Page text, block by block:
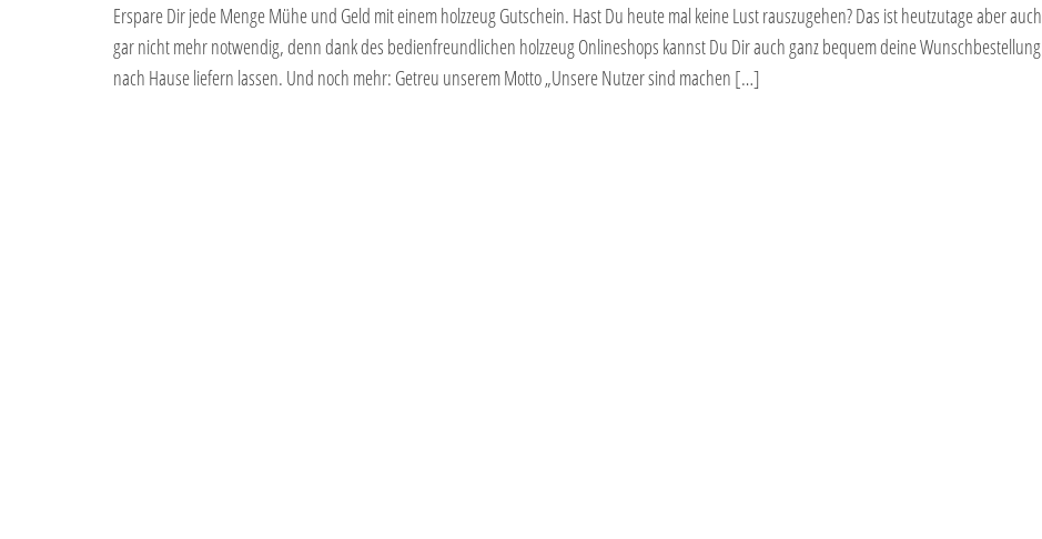
Erspare Dir jede Menge Mühe und Geld mit einem holzzeug Gutschein. Hast Du heute mal keine Lust rauszugehen? Das ist heutzutage aber auch
gar nicht mehr notwendig, denn dank des bedienfreundlichen holzzeug Onlineshops kannst Du Dir auch ganz bequem deine Wunschbestellung
nach Hause liefern lassen. Und noch mehr: Getreu unserem Motto „Unsere Nutzer sind machen […]